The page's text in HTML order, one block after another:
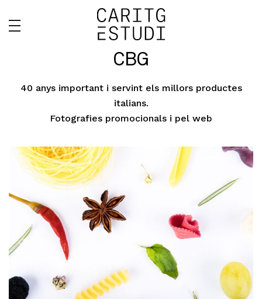
CBG
40 anys important i servint els millors productes
italians.
Fotografies promocionals i pel web